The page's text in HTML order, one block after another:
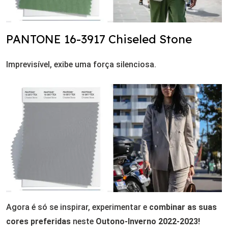
PANTONE 16-3917 Chiseled Stone
Imprevisível, exibe uma força silenciosa.
Agora é só se inspirar, experimentar e combinar as suas
cores preferidas neste Outono-Inverno 2022-2023!